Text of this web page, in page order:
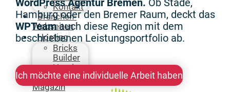
Kontakt
Branchen-
Webseiten
Hosting
Bricks
Builder
Hosting
Blog /
Magazin
WordPress Agentur Bremen. Ob Stade,
Hamburg oder den Bremer Raum, deckt das
WPTeamauch diese Region mit dem
beschriebenen Leistungsportfolio ab.
Ich möchte eine individuelle Arbeit haben